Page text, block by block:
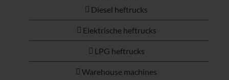
Diesel heftrucks
Elektrische heftrucks
LPG heftrucks
Warehouse machines